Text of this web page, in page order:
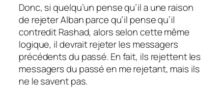
Donc, si quelqu’un pense qu’il a une raison
de rejeter Alban parce qu’il pense qu’il
contredit Rashad, alors selon cette même
logique, il devrait rejeter les messagers
précédents du passé. En fait, ils rejettent les
messagers du passé en me rejetant, mais ils
ne le savent pas.